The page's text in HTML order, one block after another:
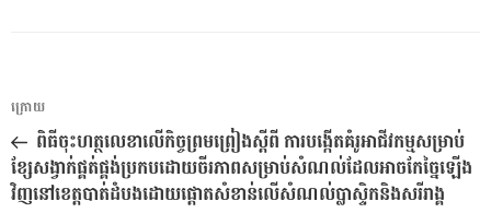
ការ​
នាំទិស​
ប្រកាស
អត្ថបទ
មុន
ក្រោយ
ពិធីចុះហត្ថលេខាលើកិច្ចព្រមព្រៀងស្តីពី ការបង្កើតគំរូអាជីវកម្មសម្រាប់
ខ្សែសង្វាក់ផ្គត់ផ្គង់ប្រកបដោយចីរភាពសម្រាប់សំណល់ដែលអាចកែច្នៃឡើង
វិញនៅខេត្តបាត់ដំបងដោយផ្តោតសំខាន់លើសំណល់ប្លាស្ទិកនិងសរីរាង្គ